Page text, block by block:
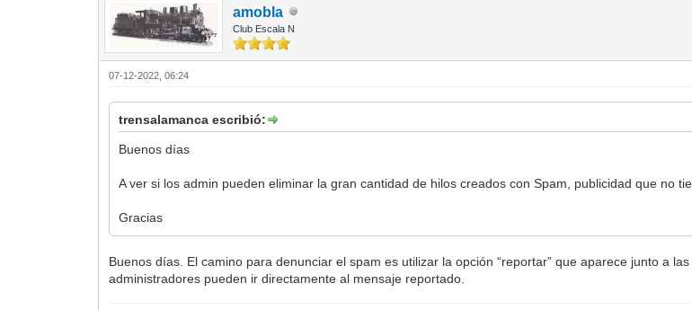
amobla
Club Escala N
07-12-2022, 06:24
trensalamanca escribió:
Buenos días
A ver si los admin pueden eliminar la gran cantidad de hilos creados con Spam, publicidad que no
Gracias
Buenos días. El camino para denunciar el spam es utilizar la opción “reportar” que aparece junto a
administradores pueden ir directamente al mensaje reportado.